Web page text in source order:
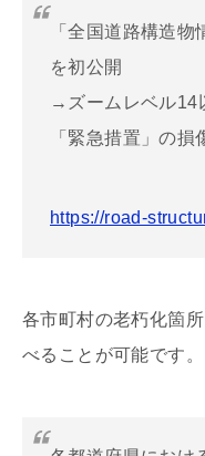
「全国道路構造物
を初公開
→ズームレベル14
「緊急措置」の損
https://road-
各市町村の老朽化箇
べることが可能です。